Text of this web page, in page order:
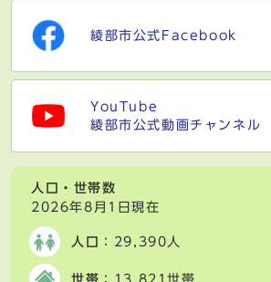
綾部市公式Facebook
YouTube
綾部市公式動画チャンネル
人口・世帯数
2026年8月1日現在
人口 ：29,390人
世帯 ：13,821世帯